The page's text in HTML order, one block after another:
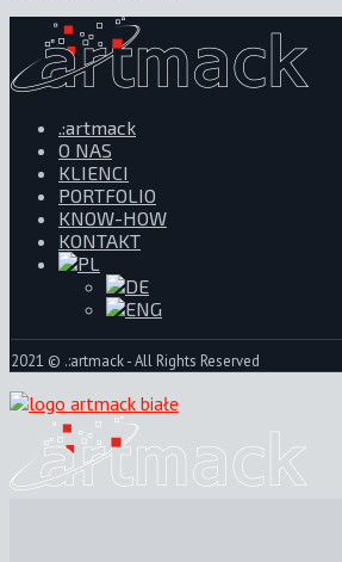
.:artmack
O NAS
KLIENCI
PORTFOLIO
KNOW-HOW
KONTAKT
2021 © .:artmack - All Rights Reserved